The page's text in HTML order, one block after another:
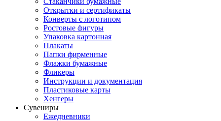
Открытки и сертификаты
Конверты с логотипом
Ростовые фигуры
Упаковка картонная
Плакаты
Папки фирменные
Флажки бумажные
Фликеры
Инструкции и документация
Пластиковые карты
Хенгеры
Сувениры
Ежедневники